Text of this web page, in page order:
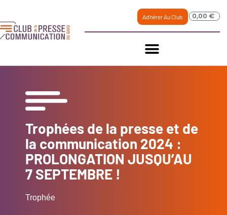
Adhérer Au Club 0,00 €
Trophées de la presse et de
la communication 2024 :
PROLONGATION JUSQU’AU
7 SEPTEMBRE !
Trophée